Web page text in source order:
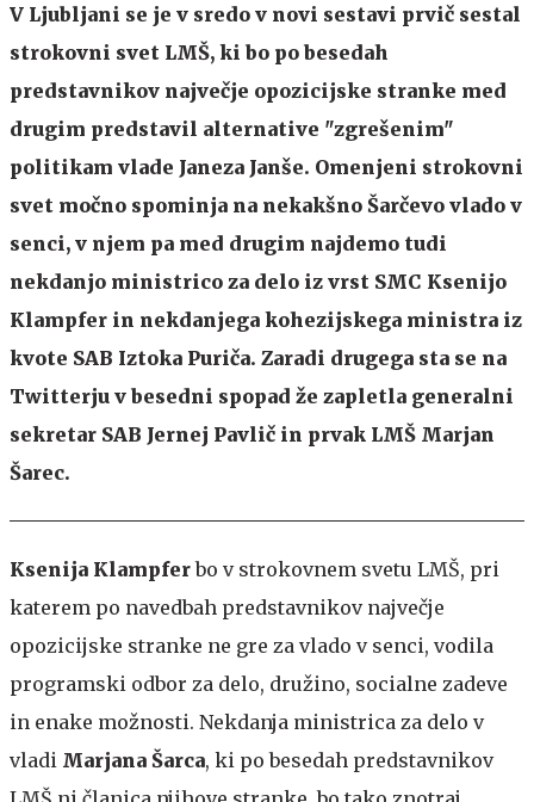
V Ljubljani se je v sredo v novi sestavi prvič sestal
strokovni svet LMŠ, ki bo po besedah
predstavnikov največje opozicijske stranke med
drugim predstavil alternative "zgrešenim"
politikam vlade Janeza Janše. Omenjeni strokovni
svet močno spominja na nekakšno Šarčevo vlado v
senci, v njem pa med drugim najdemo tudi
nekdanjo ministrico za delo iz vrst SMC Ksenijo
Klampfer in nekdanjega kohezijskega ministra iz
kvote SAB Iztoka Puriča. Zaradi drugega sta se na
Twitterju v besedni spopad že zapletla generalni
sekretar SAB Jernej Pavlič in prvak LMŠ Marjan
Šarec.
Ksenija Klampferbo v strokovnem svetu LMŠ, pri
katerem po navedbah predstavnikov največje
opozicijske stranke ne gre za vlado v senci, vodila
programski odbor za delo, družino, socialne zadeve
in enake možnosti. Nekdanja ministrica za delo v
vladi Marjana Šarca, ki po besedah predstavnikov